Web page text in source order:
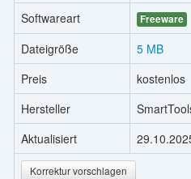
Softwareart
Freeware
Dateigröße
5 MB
Preis
kostenlos
Hersteller
Aktualisiert
Korrektur vorschlagen